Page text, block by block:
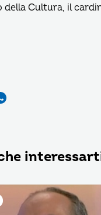
Cultura, il